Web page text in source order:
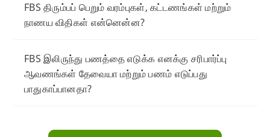
FBS திரும்பப் பெறும் வரம்புகள், கட்டணங்கள் மற்றும்
நாணய விதிகள் என்னென்ன?
FBS இலிருந்து பணத்தை எடுக்க எனக்கு சரிபார்ப்பு
ஆவணங்கள் தேவையா மற்றும் பணம் எடுப்பது
பாதுகாப்பானதா?